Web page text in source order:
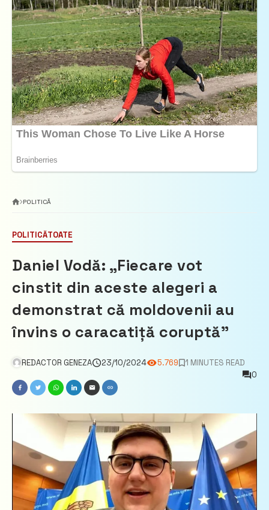
POLITICĂ
POLITICĂTOATE
Daniel Vodă: „Fiecare vot
cinstit din aceste alegeri a
demonstrat că moldovenii au
învins o caracatiță coruptă”
REDACTOR GENEZA 23/10/2024 5.769
1 MINUTES READ
0